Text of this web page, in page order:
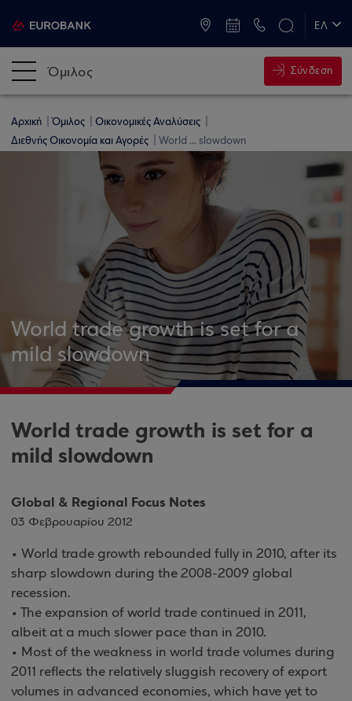
ΕΛ
Όμιλος Σύνδεση
Αρχική Όμιλος
Οικονομικές Αναλύσεις
Διεθνής Οικονομία και Αγορές
World ... slowdown
World trade growth is set for a
mild slowdown
World trade growth is set for a
mild slowdown
Global & Regional Focus Notes
03 Φεβρουαρίου 2012
• World trade growth rebounded fully in 2010, after its
sharp slowdown during the 2008-2009 global
recession.
• The expansion of world trade continued in 2011,
albeit at a much slower pace than in 2010.
• Most of the weakness in world trade volumes during
2011 reflects the relatively sluggish recovery of export
volumes in advanced economies, which have yet to